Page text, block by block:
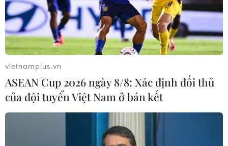
vietnamplus.vn
ASEAN Cup 2026 ngày 8/8: Xác định đối thủ
của đội tuyển Việt Nam ở bán kết